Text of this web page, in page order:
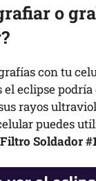
o
con tu
eclipse
rayos
puedes
Filtro Soldador